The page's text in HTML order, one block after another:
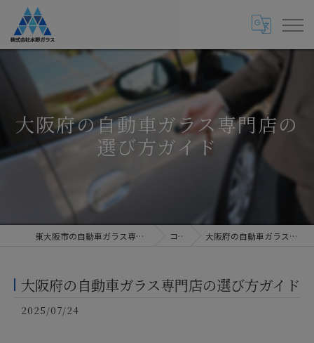
大阪府の自動車ガラス専門店の
選び方ガイド
東大阪市の自動車ガラス専門店・株式会社水野ガラス コラム 大阪府の自動車ガラス専門店の選び方ガイド
大阪府の自動車ガラス専門店の選び方ガイド
2025/07/24